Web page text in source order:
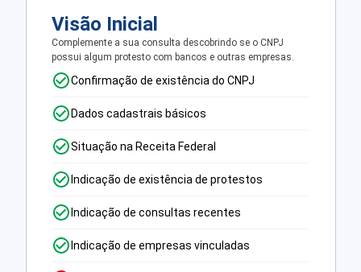
Visão Inicial
Complemente a sua consulta descobrindo se o CNPJ
possui algum protesto com bancos e outras empresas.
Confirmação de existência do CNPJ
Dados cadastrais básicos
Situação na Receita Federal
Indicação de existência de protestos
Indicação de consultas recentes
Indicação de empresas vinculadas